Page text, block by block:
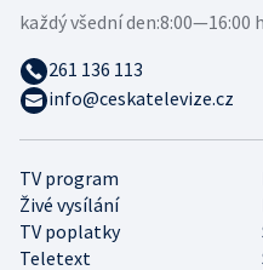
TV program
Živé vysílání
TV poplatky
Teletext
každý všední den:8:00—16:00
261 136 113
info@ceskatelevize.cz